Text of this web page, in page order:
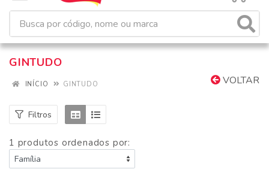
GINTUDO
VOLTAR
INÍCIO GINTUDO
Filtros
1 produtos ordenados por: